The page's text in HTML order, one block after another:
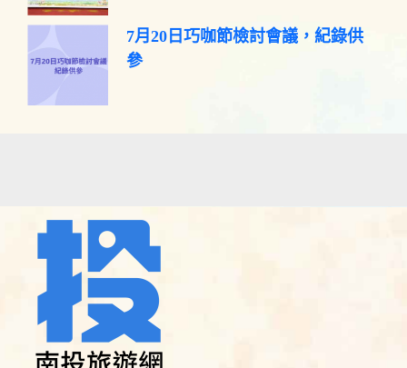
7月20日巧咖節檢討會議，紀錄供
參